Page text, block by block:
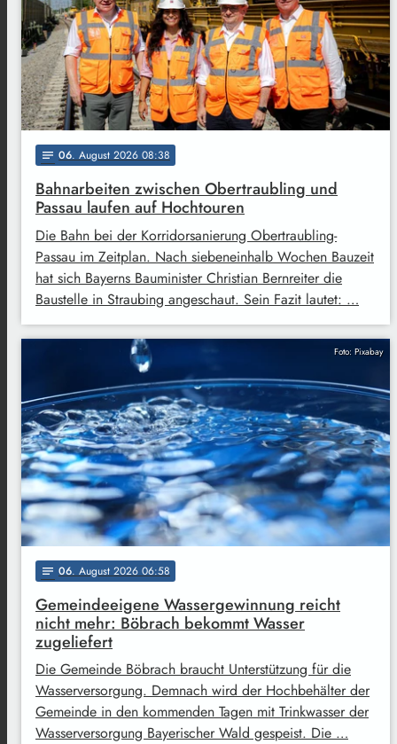
notes 06. August 2026 08:38
Bahnarbeiten zwischen Obertraubling und
Passau laufen auf Hochtouren
Die Bahn bei der Korridorsanierung Obertraubling-
Passau im Zeitplan. Nach siebeneinhalb Wochen Bauzeit
hat sich Bayerns Bauminister Christian Bernreiter die
Baustelle in Straubing angeschaut. Sein Fazit lautet: …
Foto: Pixabay
notes 06. August 2026 06:58
Gemeindeeigene Wassergewinnung reicht
nicht mehr: Böbrach bekommt Wasser
zugeliefert
Die Gemeinde Böbrach braucht Unterstützung für die
Wasserversorgung. Demnach wird der Hochbehälter der
Gemeinde in den kommenden Tagen mit Trinkwasser der
Wasserversorgung Bayerischer Wald gespeist. Die …